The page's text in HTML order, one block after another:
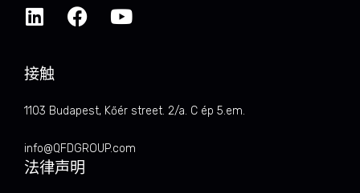
接触
1103 Budapest, Kőér street. 2/a. C ép 5.em.
info@QFDGROUP.com
法律声明